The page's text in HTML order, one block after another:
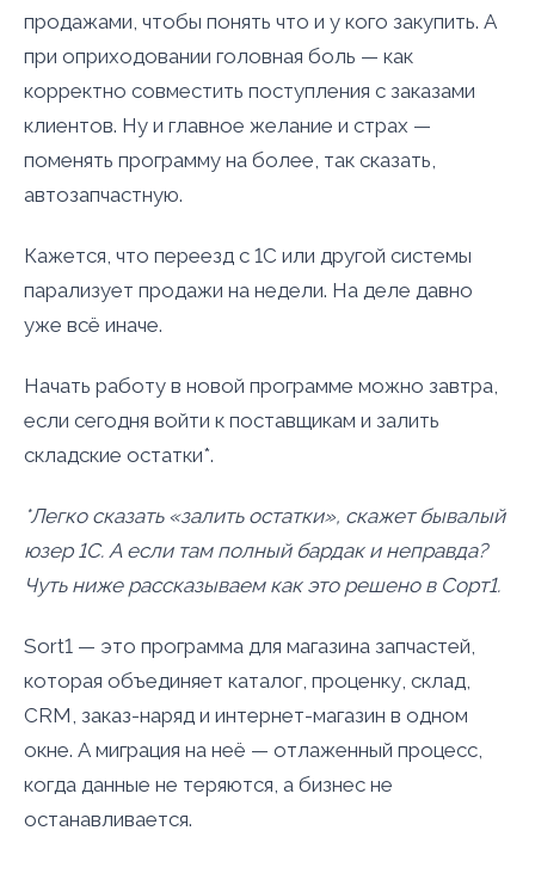
продажами, чтобы понять что и у кого закупить. А
при оприходовании головная боль — как
корректно совместить поступления с заказами
клиентов. Ну и главное желание и страх —
поменять программу на более, так сказать,
автозапчастную.
Кажется, что переезд с 1С или другой системы
парализует продажи на недели. На деле давно
уже всё иначе.
Начать работу в новой программе можно завтра,
если сегодня войти к поставщикам и залить
складские остатки*.
*Легко сказать «залить остатки», скажет бывалый
юзер 1С. А если там полный бардак и неправда?
Чуть ниже рассказываем как это решено в Сорт1.
Sort1 — это программа для магазина запчастей,
которая объединяет каталог, проценку, склад,
CRM, заказ-наряд и интернет-магазин в одном
окне. А миграция на неё — отлаженный процесс,
когда данные не теряются, а бизнес не
останавливается.